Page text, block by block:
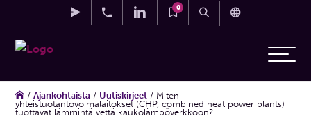
0
/Ajankohtaista / Uutiskirjeet / Miten
yhteistuotantovoimalaitokset (CHP, combined heat power plants)
tuottavat lämmintä vettä kaukolämpöverkkoon?